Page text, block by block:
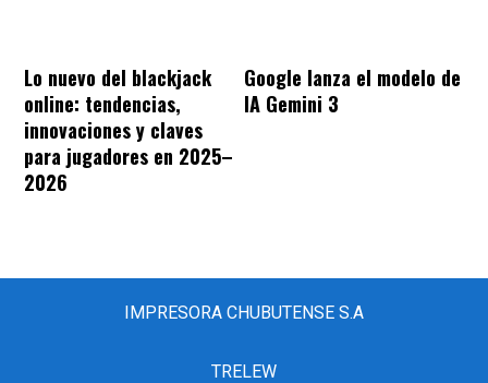
Lo nuevo del blackjack
online: tendencias,
innovaciones y claves
para jugadores en 2025–
2026
Google lanza el modelo de
IA Gemini 3
IMPRESORA CHUBUTENSE S.A
TRELEW